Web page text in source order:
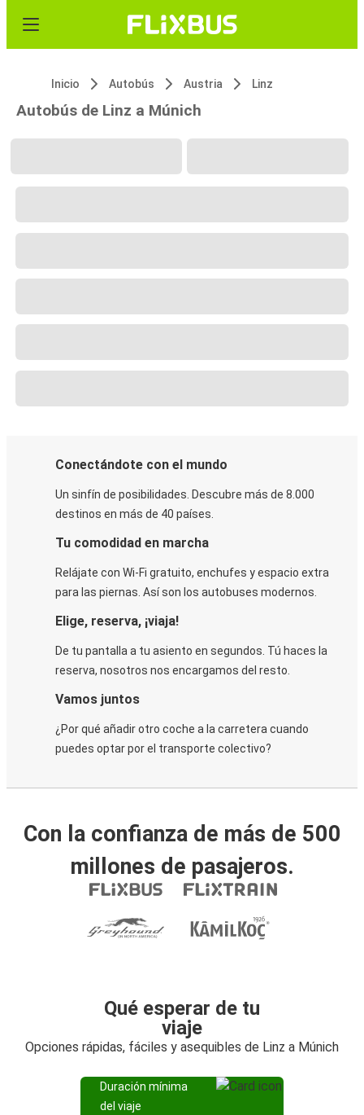
Inicio Autobús Austria Linz
Autobús de Linz a Múnich
Conectándote con el mundo
Un sinfín de posibilidades. Descubre más de 8.000
destinos en más de 40 países.
Tu comodidad en marcha
Relájate con Wi-Fi gratuito, enchufes y espacio extra
para las piernas. Así son los autobuses modernos.
Elige, reserva, ¡viaja!
De tu pantalla a tu asiento en segundos. Tú haces la
reserva, nosotros nos encargamos del resto.
Vamos juntos
¿Por qué añadir otro coche a la carretera cuando
puedes optar por el transporte colectivo?
Con la confianza de más de 500
millones de pasajeros.
Qué esperar de tu
viaje
Opciones rápidas, fáciles y asequibles de Linz a Múnich
Duración mínima
del viaje